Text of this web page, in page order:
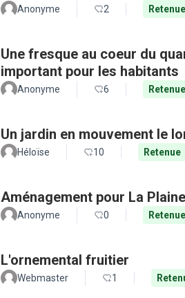
Anonyme 2 Retenue
Une fresque au coeur du
important pour les habitants
Anonyme 6 Retenue
Un jardin en mouvement le
Héloïse 10 Retenue
Aménagement pour La Plaine
Anonyme 0 Retenue
L'ornemental fruitier
Webmaster 1